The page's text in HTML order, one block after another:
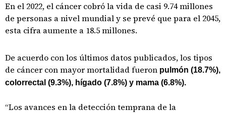
En el 2022, el cáncer cobró la vida de casi 9.74 millones
de personas a nivel mundial y se prevé que para el 2045,
esta cifra aumente a 18.5 millones.
De acuerdo con los últimos datos publicados, los tipos
de cáncer con mayor mortalidad fueron pulmón (18.7%),
colorrectal (9.3%), hígado (7.8%) y mama (6.8%).
“Los avances en la detección temprana de la